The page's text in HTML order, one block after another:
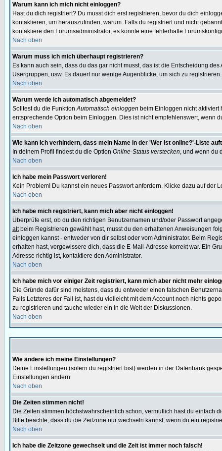
Warum kann ich mich nicht einloggen?
Hast du dich registriert? Du musst dich erst registrieren, bevor du dich
kontaktieren, um herauszufinden, warum. Falls du registriert und nicht
kontaktiere den Forumsadministrator, es könnte eine fehlerhafte
Nach oben
Warum muss ich mich überhaupt registrieren?
Es kann auch sein, dass du das gar nicht musst, das ist die Entscheidung
Usergruppen, usw. Es dauert nur wenige Augenblicke, um sich zu
Nach oben
Warum werde ich automatisch abgemeldet?
Solltest du die FunktionAutomatisch einloggen beim Einloggen nicht
entsprechende Option beim Einloggen. Dies ist nicht empfehlenswert, wenn
Nach oben
Wie kann ich verhindern, dass mein Name in der 'Wer ist online?'-Liste
In deinem Profil findest du die Option Online-Status verstecken, und wenn du
Nach oben
Ich habe mein Passwort verloren!
Kein Problem! Du kannst ein neues Passwort anfordern. Klicke dazu auf der
Nach oben
Ich habe mich registriert, kann mich aber nicht einloggen!
Überprüfe erst, ob du den richtigen Benutzernamen und/oder Passwort
altbeim Registrieren gewählt hast, musst du den erhaltenen Anweisungen
einloggen kannst - entweder von dir selbst oder vom Administrator. Beim
erhalten hast, vergewissere dich, dass die E-Mail-Adresse korrekt war. Ein
Adresse richtig ist, kontaktiere den Administrator.
Nach oben
Ich habe mich vor einiger Zeit registriert, kann mich aber nicht mehr
Die Gründe dafür sind meistens, dass du entweder einen falschen
Falls Letzteres der Fall ist, hast du vielleicht mit dem Account noch nichts
zu registrieren und tauche wieder ein in die Welt der Diskussionen.
Nach oben
Wie ändere ich meine Einstellungen?
Deine Einstellungen (sofern du registriert bist) werden in der Datenbank
Einstellungen ändern
Nach oben
Die Zeiten stimmen nicht!
Die Zeiten stimmen höchstwahrscheinlich schon, vermutlich hast du einfach
Bitte beachte, dass du die Zeitzone nur wechseln kannst, wenn du ein
Nach oben
Ich habe die Zeitzone gewechselt und die Zeit ist immer noch falsch!